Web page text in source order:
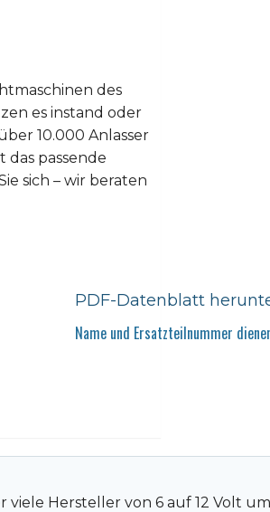
des
es instand oder
10.000 Anlasser
das passende
sich – wir beraten
PDF-Datenblatt
Name und Ersatzteilnummer
viele Hersteller von 6 auf 12 Volt